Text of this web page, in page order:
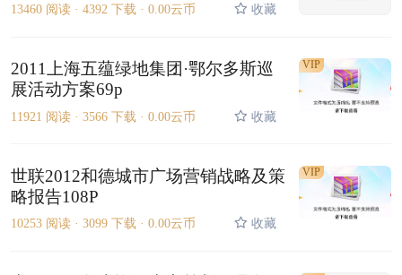
13460 阅读 · 4392 下载 · 0.00云币 收藏
2011上海五蕴绿地集团·鄂尔多斯巡
展活动方案69p
11921 阅读 · 3566 下载 · 0.00云币 收藏
VIP
世联2012和德城市广场营销战略及策
略报告108P
10253 阅读 · 3099 下载 · 0.00云币 收藏
VIP